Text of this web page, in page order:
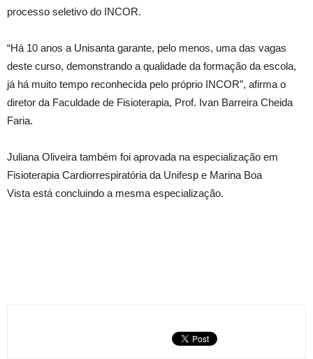
processo seletivo do INCOR.
“Há 10 anos a Unisanta garante, pelo menos, uma das vagas
deste curso, demonstrando a qualidade da formação da escola,
já há muito tempo reconhecida pelo próprio INCOR”, afirma o
diretor da Faculdade de Fisioterapia, Prof. Ivan Barreira Cheida
Faria.
Juliana Oliveira também foi aprovada na especialização em
Fisioterapia Cardiorrespiratória da Unifesp e Marina Boa
Vista está concluindo a mesma especialização.